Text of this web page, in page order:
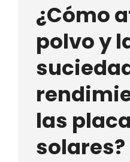
¿Cómo
polvo y
las
solares?